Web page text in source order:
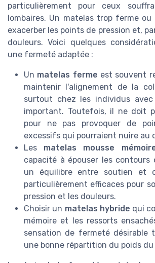
particulièrement pour ceux
lombaires. Un matelas trop ferme
exacerber les points de pression et,
douleurs. Voici quelques
une fermeté adaptée :
Un matelas ferme est souvent
maintenir l'alignement de la
surtout chez les individus
important. Toutefois, il ne doit
pour ne pas provoquer de
excessifs qui pourraient nuire au
Les matelas mousse
capacité à épouser les contours
un équilibre entre soutien et
particulièrement efficaces pour
pression et les douleurs.
Choisir un matelas hybride qui
mémoire et les ressorts
sensation de fermeté désirable
une bonne répartition du poids du